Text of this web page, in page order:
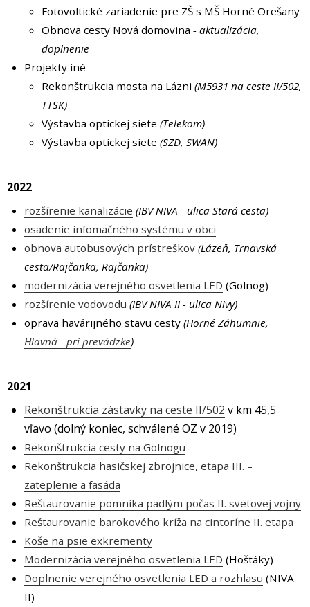
Fotovoltické zariadenie pre ZŠ s MŠ Horné Orešany
Obnova cesty Nová domovina - aktualizácia,
doplnenie
Projekty iné
Rekonštrukcia mosta na Lázni (M5931 na ceste II/502,
TTSK)
Výstavba optickej siete (Telekom)
Výstavba optickej siete (SZD, SWAN)
2022
rozšírenie kanalizácie (IBV NIVA - ulica Stará cesta)
osadenie infomačného systému v obci
obnova autobusových prístreškov (Lázeň, Trnavská
cesta/Rajčanka, Rajčanka)
modernizácia verejného osvetlenia LED (Golnog)
rozšírenie vodovodu (IBV NIVA II - ulica Nivy)
oprava havárijného stavu cesty (Horné Záhumnie,
Hlavná - pri prevádzke)
2021
Rekonštrukcia zástavky na ceste II/502 v km 45,5
vľavo (dolný koniec, schválené OZ v 2019)
Rekonštrukcia cesty na Golnogu
Rekonštrukcia hasičskej zbrojnice, etapa III. –
zateplenie a fasáda
Reštaurovanie pomníka padlým počas II. svetovej vojny
Reštaurovanie barokového kríža na cintoríne II. etapa
Koše na psie exkrementy
Modernizácia verejného osvetlenia LED (Hoštáky)
Doplnenie verejného osvetlenia LED a rozhlasu (NIVA
II)